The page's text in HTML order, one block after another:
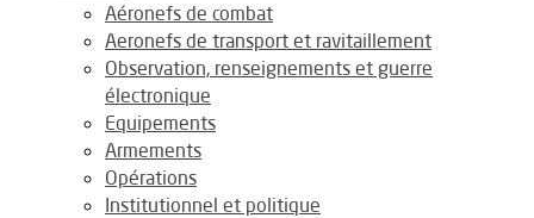
Aéronefs de combat
Aeronefs de transport et ravitaillement
Observation, renseignements et guerre
électronique
Equipements
Armements
Opérations
Institutionnel et politique